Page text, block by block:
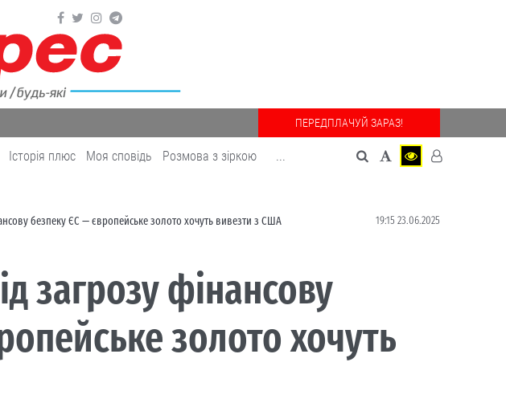
ПЕРЕДПЛАЧУЙ ЗАРАЗ!
Історія плюс Моя сповідь Розмова з зіркою ...
безпеку ЄС — європейське золото хочуть вивезти з США 19:15 23.06.2025
загрозу фінансову
золото хочуть